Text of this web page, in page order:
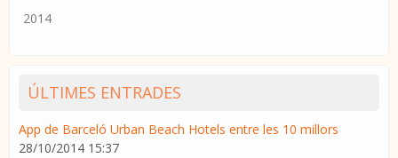
2014
ÚLTIMES ENTRADES
App de Barceló Urban Beach Hotels entre les 10 millors
28/10/2014 15:37